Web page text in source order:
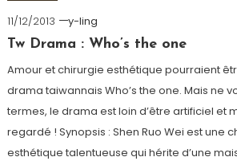
11/12/2013
y-ling
Tw Drama : Who’s the one
Amour et chirurgie esthétique pourraient
drama taiwannais Who’s the one. Mais ne
termes, le drama est loin d’être artificiel et
regardé ! Synopsis : Shen Ruo Wei est une
esthétique talentueuse qui hérite d’une